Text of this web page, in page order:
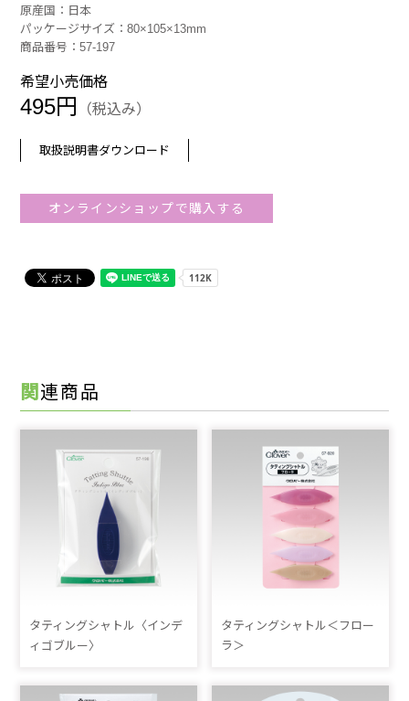
原産国：日本
パッケージサイズ：80×105×13mm
商品番号：57-197
希望小売価格
495円 （税込み）
取扱説明書ダウンロード
オンラインショップで購入する
関連商品
タティングシャトル〈インデ
ィゴブルー〉
タティングシャトル＜フロー
ラ＞